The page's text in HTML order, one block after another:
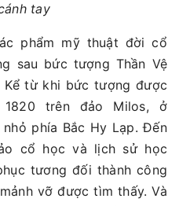
tay
phẩm mỹ thuật đời cổ
sau bức tượng Thần Vệ
từ khi bức tượng được
trên đảo Milos, ở
phía Bắc Hy Lạp. Đến
cổ học và lịch sử học
tương đối thành công
vỡ được tìm thấy. Và